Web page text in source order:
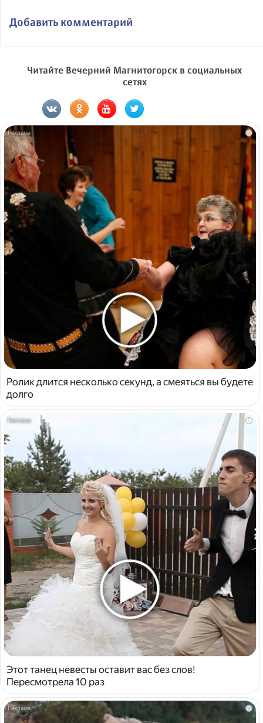
Добавить комментарий
Читайте Вечерний Магнитогорск в социальных
сетях
i
Ролик длится несколько секунд, а смеяться вы будете
долго
i
Этот танец невесты оставит вас без слов!
Пересмотрела 10 раз
i